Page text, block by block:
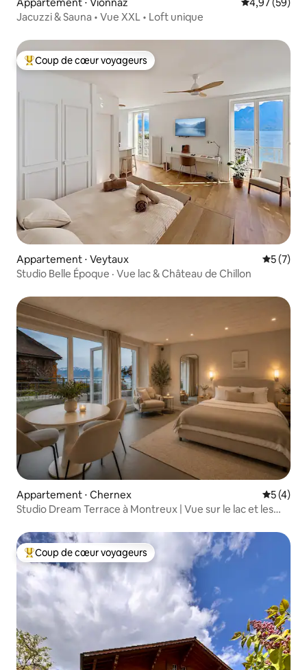
Jacuzzi & Sauna • Vue XXL • Loft unique
Coups de cœur voyageurs les plus appréciés
Coup de cœur voyageurs
Appartement ⋅ Veytaux
5 (7)
Studio Belle Époque · Vue lac & Château de Chillon
Appartement ⋅ Chernex
5 (4)
Studio Dream Terrace à Montreux | Vue sur le lac et les
Coups de cœur voyageurs les plus appréciés
Coup de cœur voyageurs